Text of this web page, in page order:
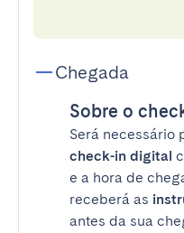
Chegada
Sobre o
Será necessário
check-in digital
e a hora de
receberá as
antes da sua